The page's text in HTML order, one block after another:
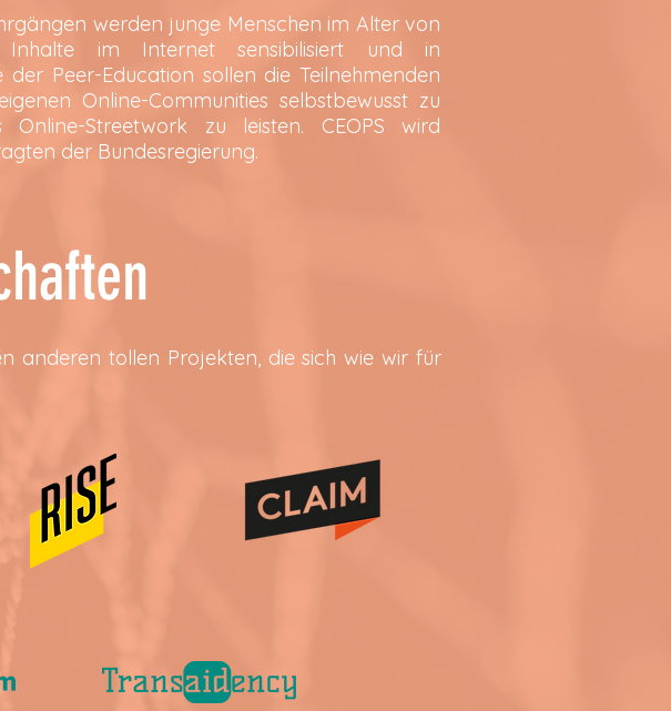
werden junge Menschen im Alter von
Inhalte im Internet sensibilisiert und in
Peer-Education sollen die Teilnehmenden
Online-Communities selbstbewusst zu
Online-Streetwork zu leisten. CEOPS wird
der Bundesregierung.
anderen tollen Projekten, die sich wie wir für